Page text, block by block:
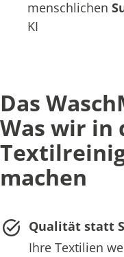
menschlichen
KI
Das
Was wir in
machen
Qualität statt
Ihre Textilien